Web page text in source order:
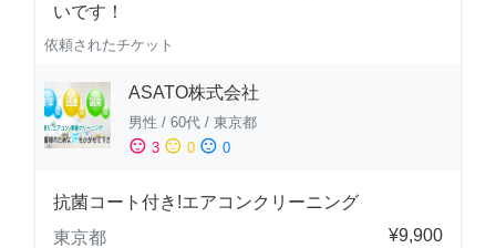
いです！
依頼されたチケット
ASATO株式会社
男性 / 60代 / 東京都
sentiment_satisfied 3 sentiment_neutral 0 sentiment_dissatisfied 0
抗菌コート付き!エアコンクリーニング
東京都
¥9,900